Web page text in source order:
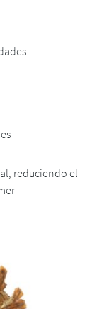
reduciendo el